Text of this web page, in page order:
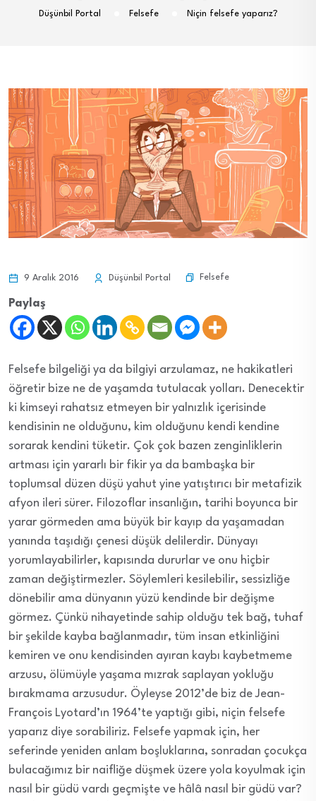
Düşünbil Portal Felsefe Niçin felsefe yaparız?
9 Aralık 2016 Düşünbil Portal Felsefe
Paylaş
Felsefe bilgeliği ya da bilgiyi arzulamaz, ne hakikatleri
öğretir bize ne de yaşamda tutulacak yolları. Denecektir
ki kimseyi rahatsız etmeyen bir yalnızlık içerisinde
kendisinin ne olduğunu, kim olduğunu kendi kendine
sorarak kendini tüketir. Çok çok bazen zenginliklerin
artması için yararlı bir fikir ya da bambaşka bir
toplumsal düzen düşü yahut yine yatıştırıcı bir metafizik
afyon ileri sürer. Filozoflar insanlığın, tarihi boyunca bir
yarar görmeden ama büyük bir kayıp da yaşamadan
yanında taşıdığı çenesi düşük delilerdir. Dünyayı
yorumlayabilirler, kapısında dururlar ve onu hiçbir
zaman değiştirmezler. Söylemleri kesilebilir, sessizliğe
dönebilir ama dünyanın yüzü kendinde bir değişme
görmez. Çünkü nihayetinde sahip olduğu tek bağ, tuhaf
bir şekilde kayba bağlanmadır, tüm insan etkinliğini
kemiren ve onu kendisinden ayıran kaybı kaybetmeme
arzusu, ölümüyle yaşama mızrak saplayan yokluğu
bırakmama arzusudur. Öyleyse 2012’de biz de Jean-
François Lyotard’ın 1964’te yaptığı gibi, niçin felsefe
yaparız diye sorabiliriz. Felsefe yapmak için, her
seferinde yeniden anlam boşluklarına, sonradan çocukça
bulacağımız bir naifliğe düşmek üzere yola koyulmak için
nasıl bir güdü vardı geçmişte ve hâlâ nasıl bir güdü var?